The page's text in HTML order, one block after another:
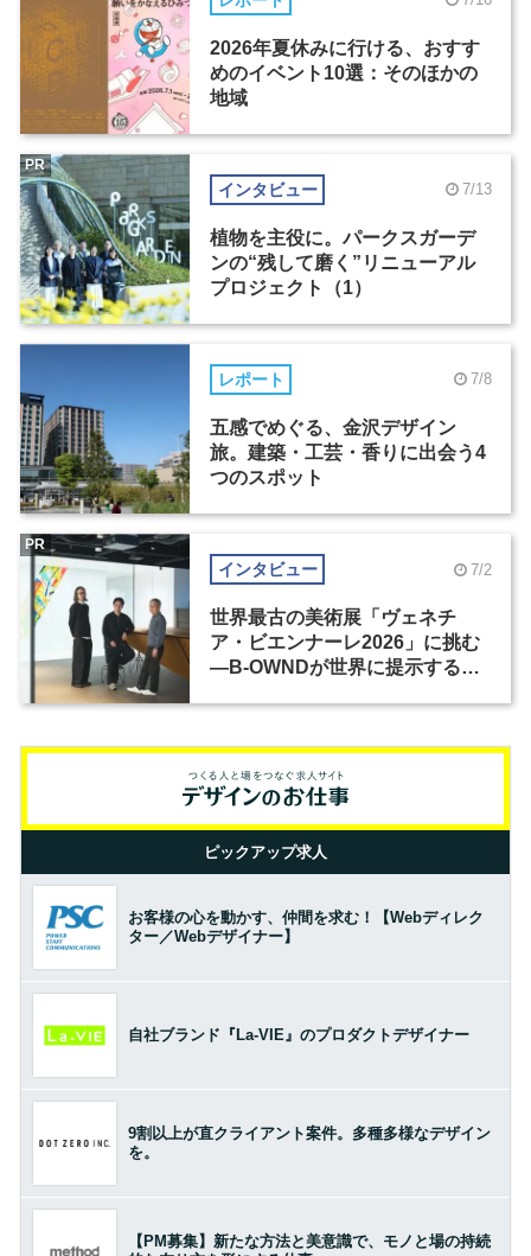
2026年夏休みに行ける、おすす
めのイベント10選：そのほかの
地域
インタビュー 7/13
植物を主役に。パークスガーデ
ンの“残して磨く”リニューアル
プロジェクト（1）
PR
レポート 7/8
五感でめぐる、金沢デザイン
旅。建築・工芸・香りに出会う4
つのスポット
インタビュー 7/2
世界最古の美術展「ヴェネチ
ア・ビエンナーレ2026」に挑む
―B-OWNDが世界に提示する美
PR
ピックアップ求人
お客様の心を動かす、仲間を求む！【Webディレク
ター／Webデザイナー】
自社ブランド『La-VIE』のプロダクトデザイナー
9割以上が直クライアント案件。多種多様なデザイン
を。
【PM募集】新たな方法と美意識で、モノと場の持続